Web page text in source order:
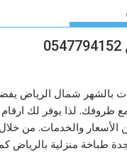
بالشهر شمال الرياض
ظروفك. لذا يوفر لك
الأسعار والخدمات. من
طباخة منزلية بالرياض